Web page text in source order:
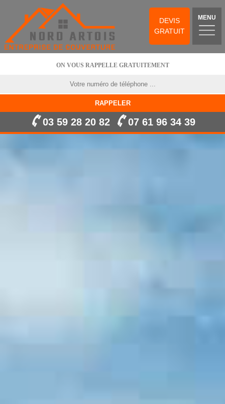
DEVIS
GRATUIT
MENU
ON VOUS RAPPELLE GRATUITEMENT
03 59 28 20 82 07 61 96 34 39